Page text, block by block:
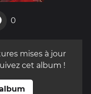
0
mises à jour
cet album !